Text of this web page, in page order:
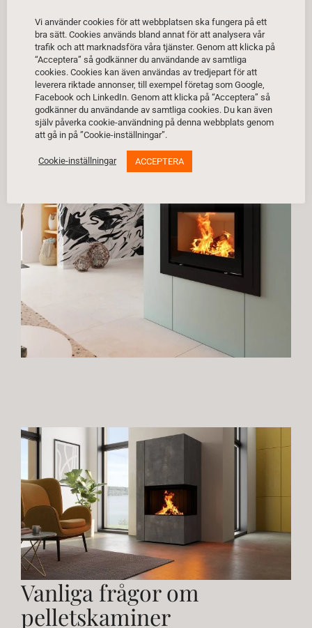
skorsten, men kraven är ofta enklare än för vedkaminer
tack vare den kontrollerade förbränningen.
Det är viktigt att installationen utförs fackmannamässigt
för att säkerställa god driftekonomi och hög säkerhet.
Vi på Brasvärmeinteriör guidar dig genom hela processen,
från val av modell till färdigt slutbesked från sotaren.
Har du redan en befintlig öppen spis? Se även våra
Vanliga frågor om
pelletskaminer
Vi använder cookies för att webbplatsen ska fungera på ett
bra sätt. Cookies används bland annat för att analysera vår
trafik och att marknadsföra våra tjänster. Genom att klicka på
“Acceptera” så godkänner du användande av samtliga
cookies. Cookies kan även användas av tredjepart för att
leverera riktade annonser, till exempel företag som Google,
Facebook och LinkedIn. Genom att klicka på “Acceptera” så
godkänner du användande av samtliga cookies. Du kan även
själv påverka cookie-användning på denna webbplats genom
att gå in på ”Cookie-inställningar”.
Cookie-inställningar ACCEPTERA